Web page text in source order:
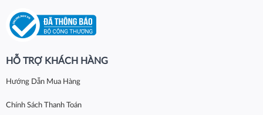
HỖ TRỢ KHÁCH HÀNG
Hướng Dẫn Mua Hàng
Chính Sách Thanh Toán